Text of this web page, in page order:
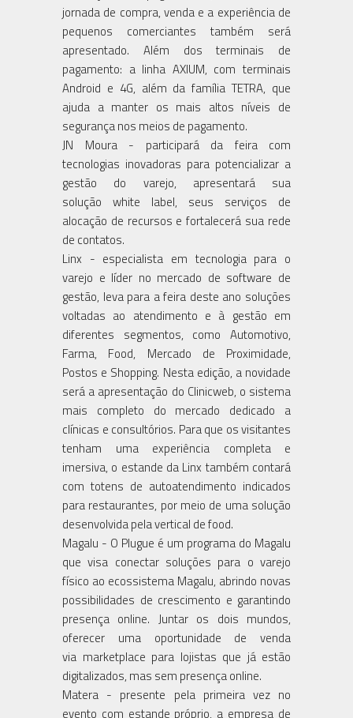
jornada de compra, venda e a experiência de
pequenos comerciantes também será
apresentado. Além dos terminais de
pagamento: a linha AXIUM, com terminais
Android e 4G, além da família TETRA, que
ajuda a manter os mais altos níveis de
segurança nos meios de pagamento.
JN Moura - participará da feira com
tecnologias inovadoras para potencializar a
gestão do varejo, apresentará sua
solução white label, seus serviços de
alocação de recursos e fortalecerá sua rede
de contatos.
Linx - especialista em tecnologia para o
varejo e líder no mercado de software de
gestão, leva para a feira deste ano soluções
voltadas ao atendimento e à gestão em
diferentes segmentos, como Automotivo,
Farma, Food, Mercado de Proximidade,
Postos e Shopping. Nesta edição, a novidade
será a apresentação do Clinicweb, o sistema
mais completo do mercado dedicado a
clínicas e consultórios. Para que os visitantes
tenham uma experiência completa e
imersiva, o estande da Linx também contará
com totens de autoatendimento indicados
para restaurantes, por meio de uma solução
desenvolvida pela vertical de food.
Magalu - O Plugue é um programa do Magalu
que visa conectar soluções para o varejo
físico ao ecossistema Magalu, abrindo novas
possibilidades de crescimento e garantindo
presença online. Juntar os dois mundos,
oferecer uma oportunidade de venda
via marketplace para lojistas que já estão
digitalizados, mas sem presença online.
Matera - presente pela primeira vez no
evento com estande próprio, a empresa de